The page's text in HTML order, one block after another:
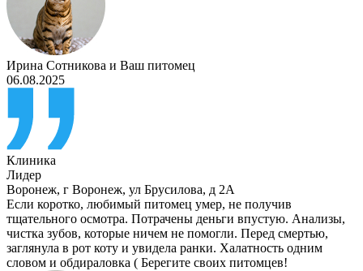
Ирина Сотникова и Ваш питомец
06.08.2025
Клиника
Лидер
Воронеж, г Воронеж, ул Брусилова, д 2А
Если коротко, любимый питомец умер, не получив
тщательного осмотра. Потрачены деньги впустую. Анализы,
чистка зубов, которые ничем не помогли. Перед смертью,
заглянула в рот коту и увидела ранки. Халатность одним
словом и обдираловка ( Берегите своих питомцев!